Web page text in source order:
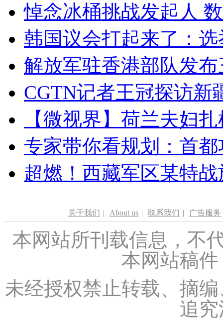
悼念冰桶挑战发起人
韩国议会打起来了：
解放军驻香港部队发
CGTN记者王冠探访新
【微视界】荷兰夫妇
专家带你看规划：首
超燃！西藏军区某特
关于我们 | About us | 联系我们 | 广告服务
本网站所刊载信息，不
本网站稿
未经授权禁止转载、摘
追